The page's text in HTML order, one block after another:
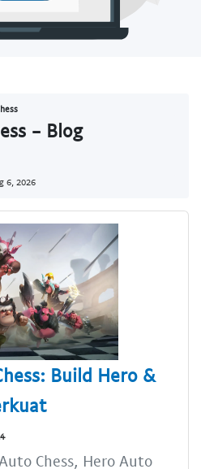
- Blog
6, 2026
Build Hero &
Chess, Hero Auto